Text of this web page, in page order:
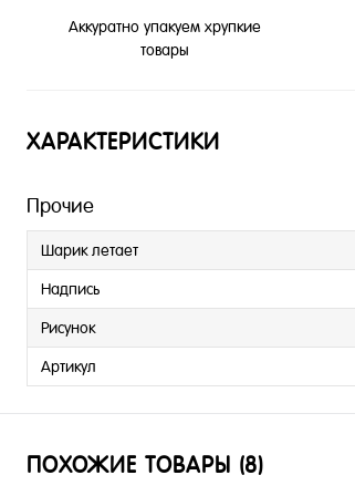
Аккуратно упакуем хрупкие
товары
ХАРАКТЕРИСТИКИ
Прочие
Шарик летает
Надпись
Рисунок
Артикул
ПОХОЖИЕ ТОВАРЫ (8)